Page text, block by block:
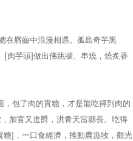
在唇齒中浪漫相遇。孤島奇芋黑
[肉芋頭]做出佛跳牆、串燒，燒炙香
包了肉的貢糖，才是能吃得到肉的
加官又進爵，洪青天當縣長。吃得
]，一口食經濟，推動農漁牧，觀光